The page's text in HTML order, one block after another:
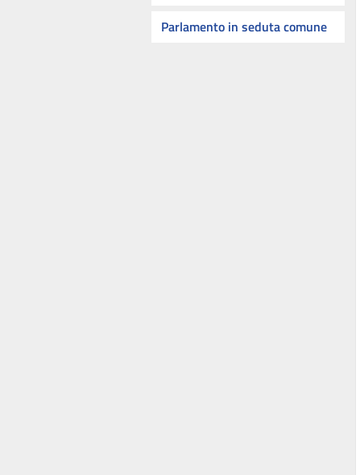
Parlamento in seduta comune